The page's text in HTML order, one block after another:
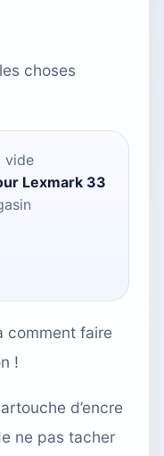
choses
vide
Lexmark 33
comment faire
!
d’encre
ne pas tacher